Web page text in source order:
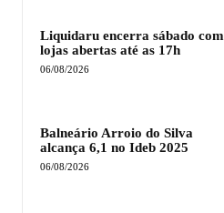
Liquidaru encerra sábado com
lojas abertas até as 17h
06/08/2026
Balneário Arroio do Silva
alcança 6,1 no Ideb 2025
06/08/2026